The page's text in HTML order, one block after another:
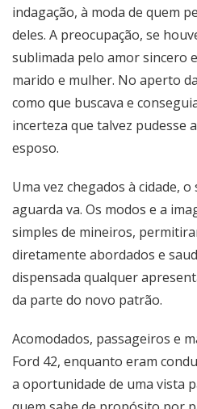
indagação, à moda de quem
deles. A preocupação, se
sublimada pelo amor sincero
marido e mulher. No aperto
como que buscava e
incerteza que talvez pudesse
esposo.
Uma vez chegados à cidade,
aguarda va. Os modos e a
simples de mineiros,
diretamente abordados e
dispensada qualquer
da parte do novo patrão.
Acomodados, passageiros e
Ford 42, enquanto eram
a oportunidade de uma vista